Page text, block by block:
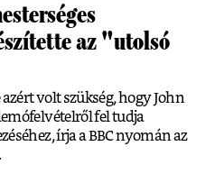
az "utolsó
volt szükség, hogy John
fel tudja
írja a BBC nyomán az